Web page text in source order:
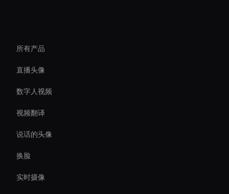
所有产品
直播头像
数字人视频
视频翻译
说话的头像
换脸
实时摄像